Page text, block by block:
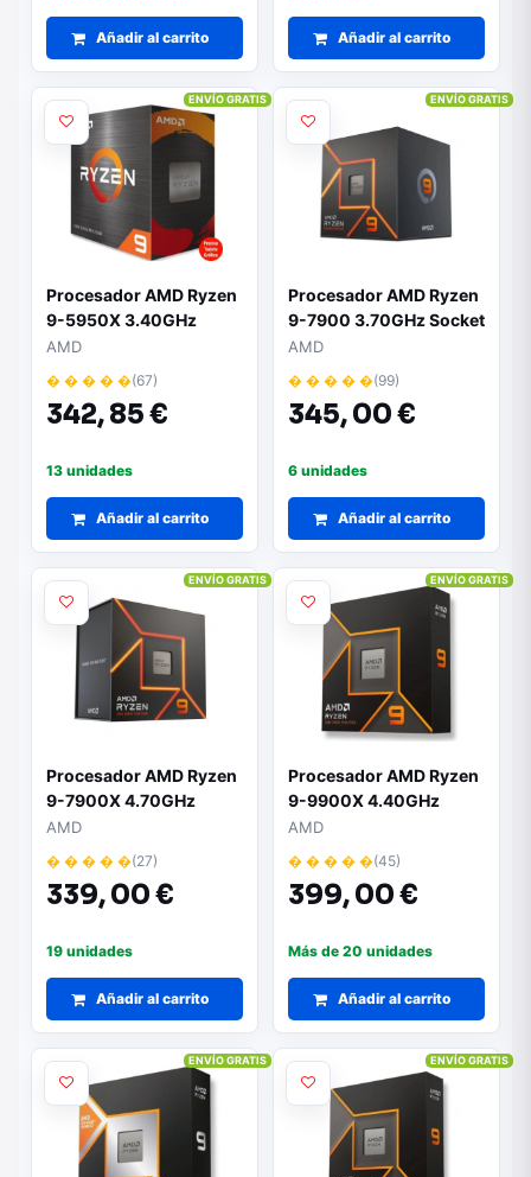
Añadir al carrito Añadir al carrito
Procesador AMD Ryzen
9-5950X 3.40GHz
AMD
� � � � �(67)
342,85 €
13 unidades
Añadir al carrito
ENVÍO GRATIS
Procesador AMD Ryzen
9-7900 3.70GHz Socket
AM5
AMD
� � � � �(99)
345,00 €
6 unidades
Añadir al carrito
ENVÍO GRATIS
Procesador AMD Ryzen
9-7900X 4.70GHz
AMD
� � � � �(27)
339,00 €
19 unidades
Añadir al carrito
ENVÍO GRATIS
Procesador AMD Ryzen
9-9900X 4.40GHz
Socket AM5
AMD
� � � � �(45)
399,00 €
Más de 20 unidades
Añadir al carrito
ENVÍO GRATIS
ENVÍO GRATIS ENVÍO GRATIS